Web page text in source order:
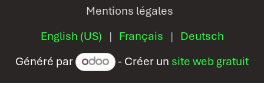
Mentions légales
English (US) | Français | Deutsch
Généré par
- Créer un site web gratuit